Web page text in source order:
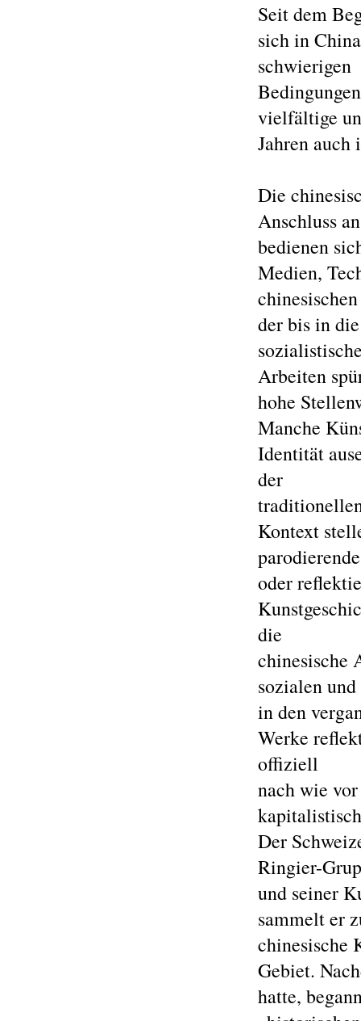
Seit dem
sich in
schwierigen
vielfältige
Jahren auch
Die
Anschluss
bedienen
Medien,
der bis in
Arbeiten
hohe
Manche
Identität
der
Kontext
parodierende
oder
die
chinesische
sozialen
in den
Werke
offiziell
nach wie
Der
Ringier-
und seiner
sammelt er
chinesische
Gebiet.
hatte,